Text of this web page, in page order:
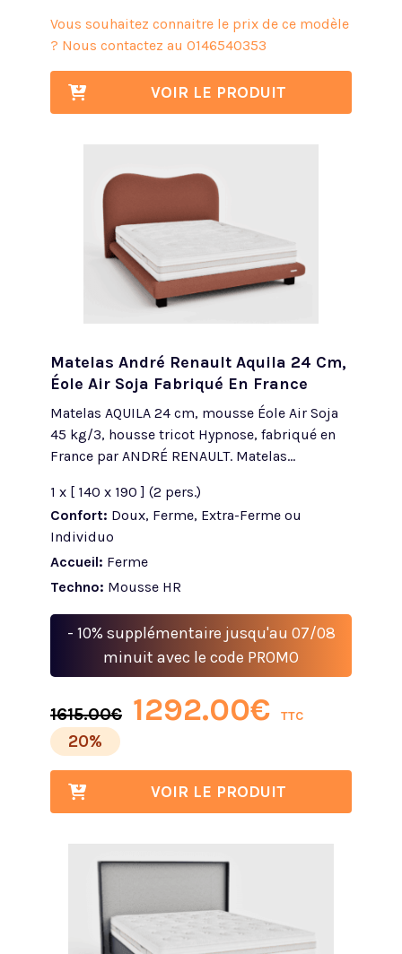
Vous souhaitez connaitre le prix de ce modèle
? Nous contactez au 0146540353
VOIR LE PRODUIT
Matelas André Renault Aquila 24 Cm,
Éole Air Soja Fabriqué En France
Matelas AQUILA 24 cm, mousse Éole Air Soja
45 kg/3, housse tricot Hypnose, fabriqué en
France par ANDRÉ RENAULT. Matelas...
1 x [ 140 x 190 ] (2 pers.)
Confort: Doux, Ferme, Extra-Ferme ou
Individuo
Accueil: Ferme
Techno: Mousse HR
- 10% supplémentaire jusqu'au 07/08
minuit avec le code PROMO
1615.00€ 1292.00€ TTC
20%
VOIR LE PRODUIT